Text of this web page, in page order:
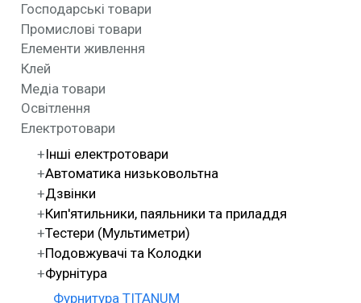
Господарські товари
Промислові товари
Елементи живлення
Клей
Медіа товари
Освітлення
Електротовари
Інші електротовари
Автоматика низьковольтна
Дзвінки
Кип'ятильники, паяльники та приладдя
Тестери (Мультиметри)
Подовжувачі та Колодки
Фурнітура
Фурнитура TITANUM